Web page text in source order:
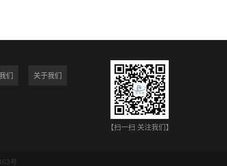
们 关于我们
【扫一扫 关注我们】
号